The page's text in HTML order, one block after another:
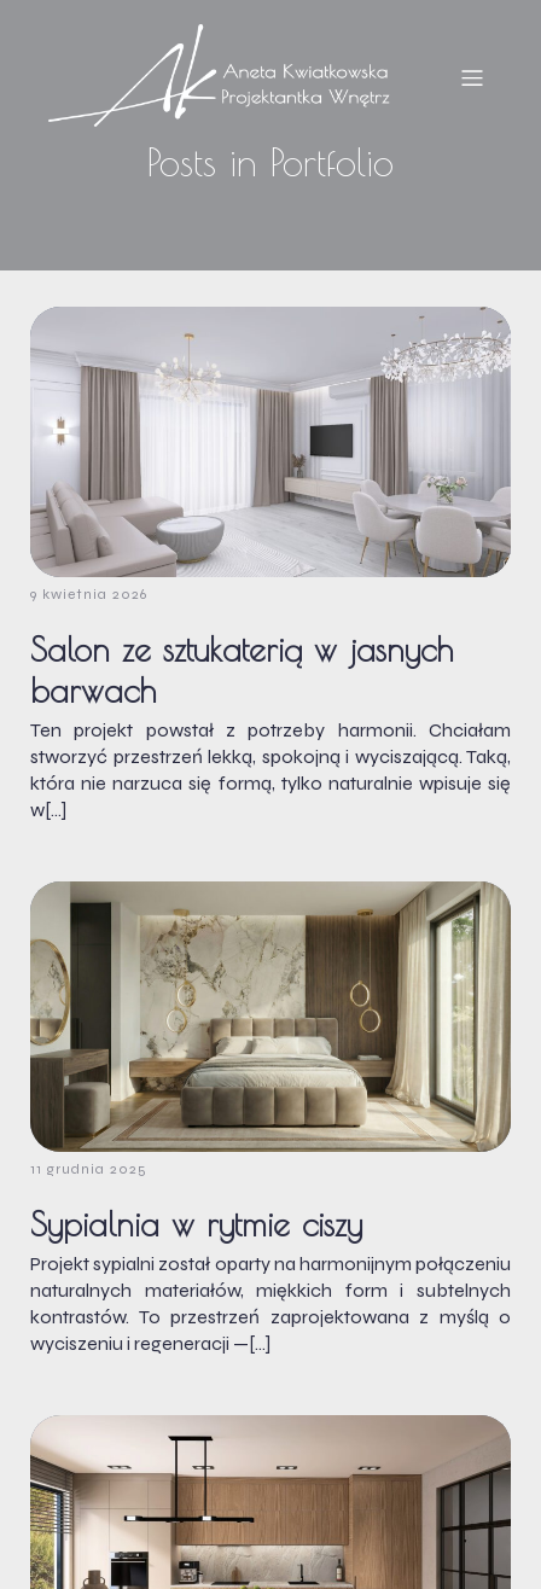
Posts in Portfolio
9 kwietnia 2026
Salon ze sztukaterią w jasnych
barwach
Ten projekt powstał z potrzeby harmonii. Chciałam
stworzyć przestrzeń lekką, spokojną i wyciszającą. Taką,
która nie narzuca się formą, tylko naturalnie wpisuje się
w[…]
11 grudnia 2025
Sypialnia w rytmie ciszy
Projekt sypialni został oparty na harmonijnym połączeniu
naturalnych materiałów, miękkich form i subtelnych
kontrastów. To przestrzeń zaprojektowana z myślą o
wyciszeniu i regeneracji —[…]